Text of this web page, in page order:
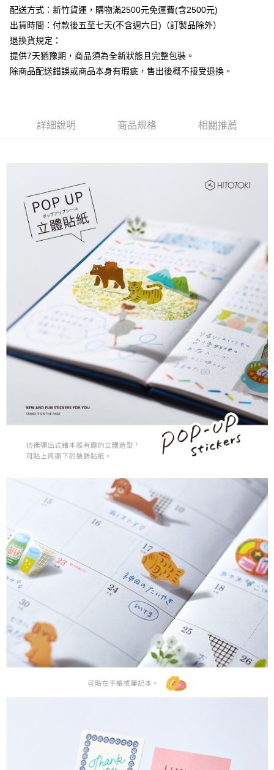
下單前請先詢問庫存
每筆NT$130，滿NT$2,500(含以上)免運費
配送方式：新竹貨運，購物滿2500元免運費(含2500元)
出貨時間：付款後五至七天(不含週六日)（訂製品除外）
退換貨規定：
提供7天猶豫期，商品須為全新狀態且完整包裝。
除商品配送錯誤或商品本身有瑕疵，售出後概不接受退換。
詳細說明 商品規格 相關推薦